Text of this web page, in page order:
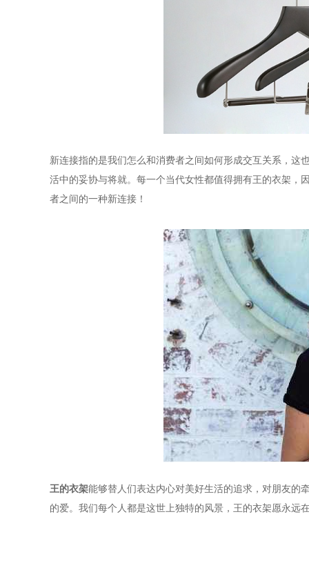
新连接指的是我们怎么和消费者之间如何形成交互关系，这
活中的妥协与将就。每一个当代女性都值得拥有王的衣架，
者之间的一种新连接！
王的衣架能够替人们表达内心对美好生活的追求，对朋友的
的爱。我们每个人都是这世上独特的风景，王的衣架愿永远